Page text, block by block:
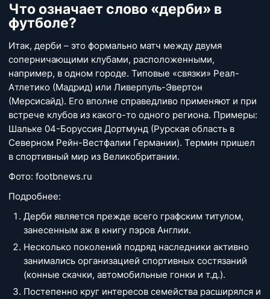
Что означает слово «дерби» в
футболе?
Итак, дерби – это формально матч между двумя
соперничающими клубами, расположенными,
например, в одном городе. Типовые «связки» Реал-
Атлетико (Мадрид) или Ливерпуль-Эвертон
(Мерсисайд). Его вполне справедливо применяют и при
встрече клубов из какого-то одного региона. Примеры:
Шальке 04-Боруссия Дортмунд (Рурская область в
Северном Рейн-Вестфалии Германии). Термин пришел
в спортивный мир из Великобритании.
Фото: footbnews.ru
Подробнее:
Дерби является прежде всего графским титулом,
занесенным аж в книгу пэров Англии.
Несколько поколений подряд наследники активно
занимались организацией спортивных состязаний
(конные скачки, автомобильные гонки и т.д.).
Постепенно круг интересов семейства расширялся и